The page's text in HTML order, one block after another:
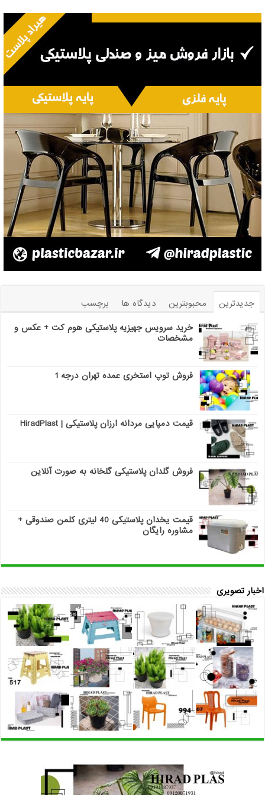
جدیدترین محبوبترین دیدگاه ها
برچسب
خرید سرویس جهیزیه پلاستیکی هوم کت + عکس و
مشخصات
فروش توپ استخری عمده تهران درجه 1
قیمت دمپایی مردانه ارزان پلاستیکی | HiradPlast
فروش گلدان پلاستیکی گلخانه به صورت آنلاین
قیمت یخدان پلاستیکی 40 لیتری کلمن صندوقی +
مشاوره رایگان
اخبار تصویری